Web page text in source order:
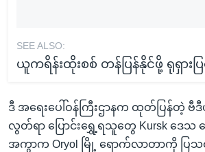
SEE ALSO:
ယူကရိန်းထိုးစစ် တန်ပြန်နိုင်ဖို့ ရုရှားပ
ဒီ အရေးပေါ်ဝန်ကြီးဌာနက ထုတ်ပြန်တဲ့ ဗီ
လွတ်ရာ ပြောင်းရွှေ့ရသူတွေ Kursk ဒေသ
အကွာက Oryol မြို့ ရောက်လာတာကို ပြသ